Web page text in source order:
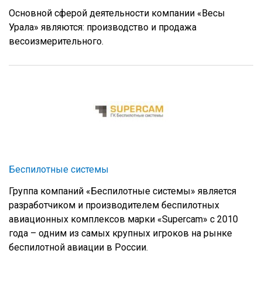
Основной сферой деятельности компании «Весы
Урала» являются: производство и продажа
весоизмерительного.
Беспилотные системы
Группа компаний «Беспилотные системы» является
разработчиком и производителем беспилотных
авиационных комплексов марки «Supercam» с 2010
года – одним из самых крупных игроков на рынке
беспилотной авиации в России.